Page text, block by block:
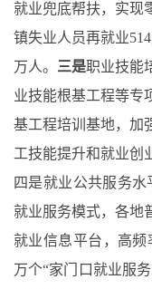
就业兜底帮扶，实现
镇失业人员再就业
万人。 三是职业技能
业技能根基工程等专
基工程培训基地，加
工技能提升和就业创
四是就业公共服务水
就业服务模式，各地
就业信息平台 ，高频
万个“家门口就业服